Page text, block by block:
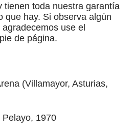
tienen toda nuestra garantía
que hay. Si observa algún
use el
de página.
(Villamayor, Asturias,
1970